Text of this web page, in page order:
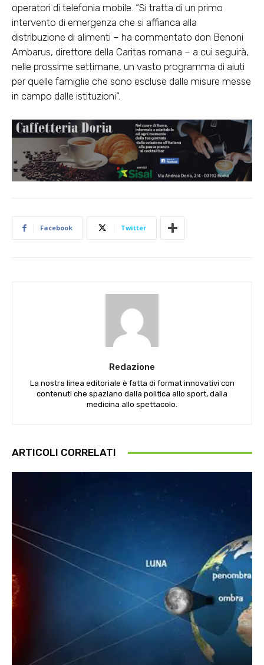
operatori di telefonia mobile. “Si tratta di un primo
intervento di emergenza che si affianca alla
distribuzione di alimenti – ha commentato don Benoni
Ambarus, direttore della Caritas romana – a cui seguirà,
nelle prossime settimane, un vasto programma di aiuti
per quelle famiglie che sono escluse dalle misure messe
in campo dalle istituzioni”.
Facebook Twitter
Redazione
La nostra linea editoriale è fatta di format innovativi con
contenuti che spaziano dalla politica allo sport, dalla
medicina allo spettacolo.
ARTICOLI CORRELATI